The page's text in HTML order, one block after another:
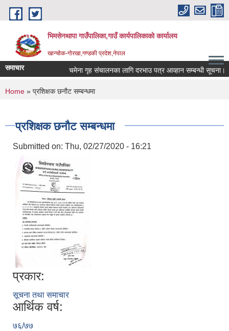
Skip to main content
भिमसेनथापा गाउँपालिका,गाउँ कार्यपालिकाकाे कार्यालय
खान्चोक-गाेरखा,गण्डकी प्रदेश,नेपाल
समाचार चमेना गृह संचालनका लागि दरभाउ पत्र आव्हान सम्बन्धी सूचना।
You are here
Home » प्रशिक्षक छनौट सम्बन्धमा
प्रशिक्षक छनौट सम्बन्धमा
Submitted on: Thu, 02/27/2020 - 16:21
प्रकार:
सूचना तथा समाचार
आर्थिक वर्ष:
७६/७७